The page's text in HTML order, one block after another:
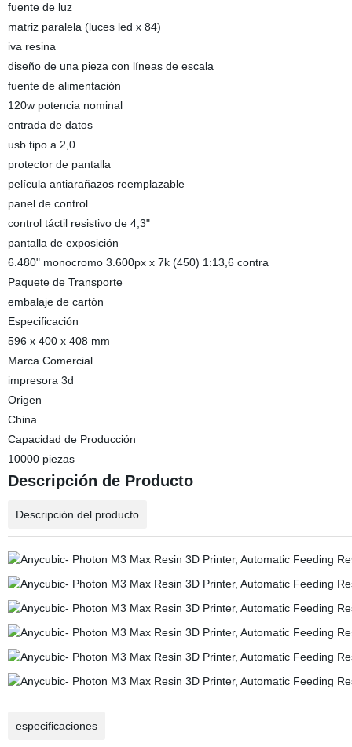
fuente de luz
matriz paralela (luces led x 84)
iva resina
diseño de una pieza con líneas de escala
fuente de alimentación
120w potencia nominal
entrada de datos
usb tipo a 2,0
protector de pantalla
película antiarañazos reemplazable
panel de control
control táctil resistivo de 4,3"
pantalla de exposición
6.480" monocromo 3.600px x 7k (450) 1:13,6 contra
Paquete de Transporte
embalaje de cartón
Especificación
596 x 400 x 408 mm
Marca Comercial
impresora 3d
Origen
China
Capacidad de Producción
10000 piezas
Descripción de Producto
Descripción del producto
especificaciones